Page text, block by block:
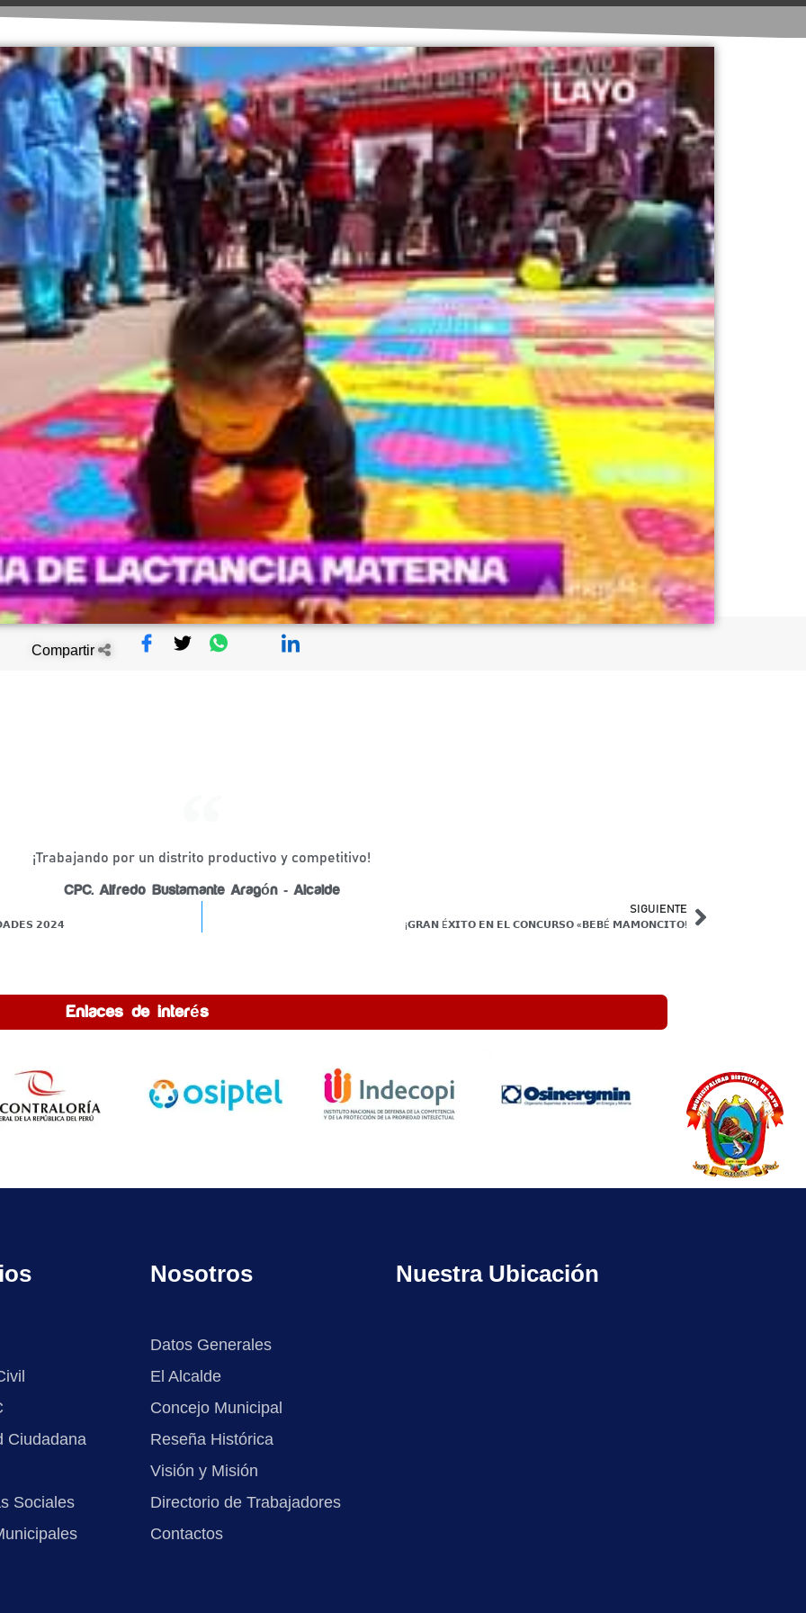
Compartir
¡Trabajando por un distrito productivo y competitivo!
CPC. Alfredo Bustamante Aragón - Alcalde
𝟮𝟬𝟮𝟰
SIGUIENTE
¡𝗚𝗥𝗔𝗡 É𝗫𝗜𝗧𝗢 𝗘𝗡 𝗘𝗟 𝗖𝗢𝗡𝗖𝗨𝗥𝗦𝗢 «𝗕𝗘𝗕É 𝗠𝗔𝗠𝗢𝗡𝗖𝗜𝗧𝗢!
Enlaces de interés
Ciudadana
Sociales
Nosotros
Datos Generales
El Alcalde
Concejo Municipal
Reseña Histórica
Visión y Misión
Directorio de Trabajadores
Contactos
Nuestra Ubicación